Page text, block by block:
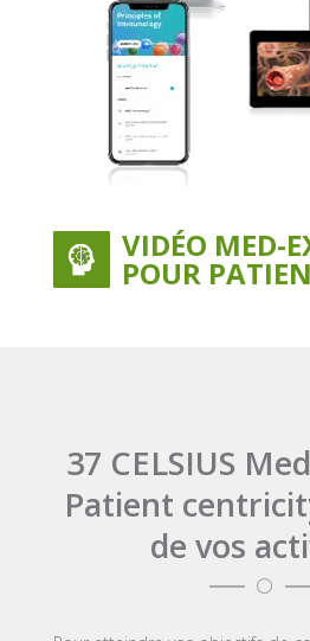
VIDÉO MED-
POUR
37 CELSIUS
Patient
de vos
